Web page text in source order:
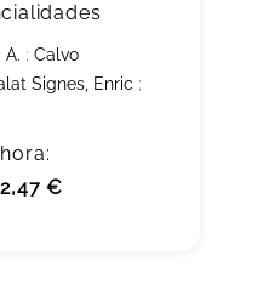
; Calvo
Signes, Enric ;
€